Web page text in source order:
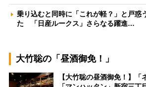
乗り込むと同時に「これが軽？」と戸惑
た 「日産ルークス」さらなる躍進…
大竹聡の「昼酒御免！」
【大竹聡の昼酒御免！】「